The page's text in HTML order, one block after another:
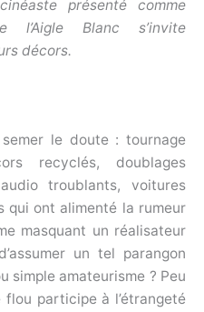
présenté comme
Blanc s’invite
décors.
le doute : tournage
recyclés, doublages
troublants, voitures
qui ont alimenté la rumeur
masquant un réalisateur
un tel parangon
simple amateurisme ? Peu
participe à l’étrangeté